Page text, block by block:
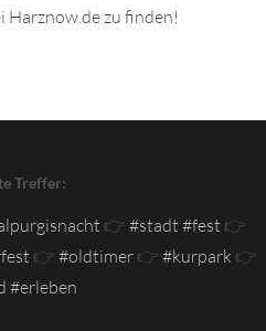
Harznow.de zu finden!
Treffer:
👉 #stadt #fest 👉
👉 #oldtimer 👉 #kurpark 👉
#erleben